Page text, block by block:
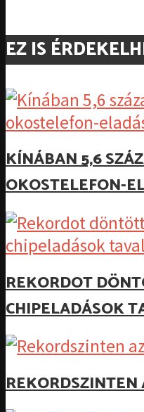
EZ IS
KÍNÁBAN 5,6
OKOSTELEFON-
REKORDOT
CHIPELADÁSOK
REKORDSZINTEN